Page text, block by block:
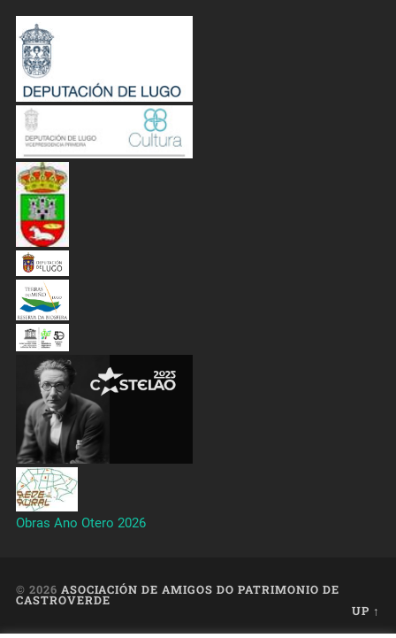
Obras Ano Otero 2026
© 2026 ASOCIACIÓN DE AMIGOS DO PATRIMONIO DE
CASTROVERDE
UP ↑